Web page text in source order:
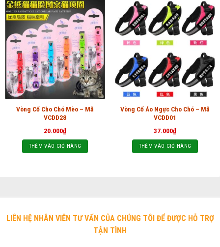
Vòng Cổ Cho Chó Mèo – Mã
VCDD28
20.000₫
THÊM VÀO GIỎ HÀNG
Vòng Cổ Áo Ngực Cho Chó – Mã
VCDD01
37.000₫
THÊM VÀO GIỎ HÀNG
LIÊN HỆ NHÂN VIÊN TƯ VẤN CỦA CHÚNG TÔI ĐỂ ĐƯỢC HỖ TRỢ
TẬN TÌNH